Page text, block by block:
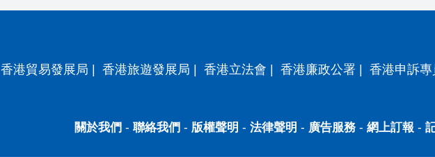
香港貿易發展局 | 香港旅遊發展局 | 香港立法會 | 香港廉政公署 | 香港申訴
關於我們 - 聯絡我們 - 版權聲明 - 法律聲明 - 廣告服務- 網上訂報 -